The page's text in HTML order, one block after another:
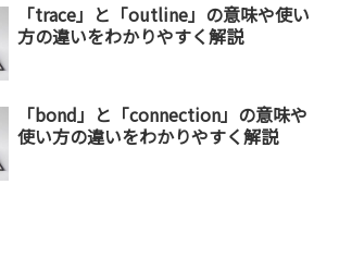
「trace」と「outline」の意味や使い
方の違いをわかりやすく解説
「bond」と「connection」の意味や
使い方の違いをわかりやすく解説